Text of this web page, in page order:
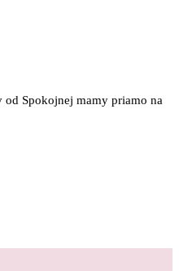
od Spokojnej mamy priamo na